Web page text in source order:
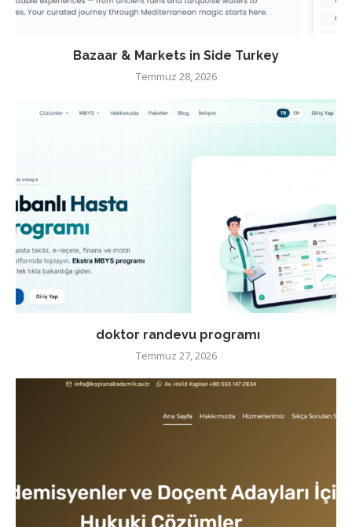
Bazaar & Markets in Side Turkey
Temmuz 28, 2026
doktor randevu programı
Temmuz 27, 2026